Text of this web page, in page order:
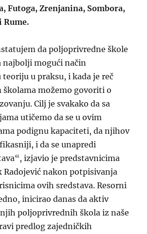
Futoga, Zrenjanina, Sombora,
Rume.
da poljoprivredne škole
najbolji mogući način
u praksu, i kada je reč
školama možemo govoriti o
Cilj je svakako da sa
utičemo da se u ovim
podignu kapaciteti, da njihov
i da se unapredi
izjavio je predstavnicima
Radojević nakon potpisivanja
ovih sredstava. Resorni
inicirao danas da aktiv
poljoprivrednih škola iz naše
predlog zajedničkih